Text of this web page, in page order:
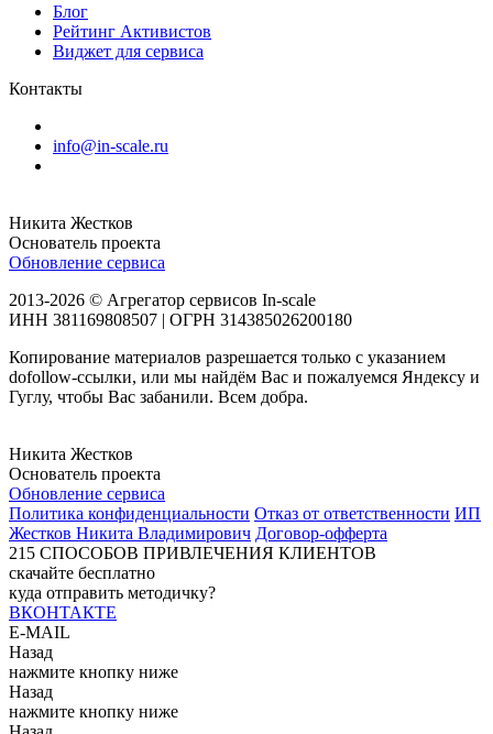
Блог
Рейтинг Активистов
Виджет для сервиса
Контакты
info@in-scale.ru
Никита Жестков
Основатель проекта
Обновление сервиса
2013-2026 © Агрегатор сервисов In-scale
ИНН 381169808507 | ОГРН 314385026200180
Копирование материалов разрешается только с указанием
dofollow-ссылки, или мы найдём Вас и пожалуемся Яндексу и
Гуглу, чтобы Вас забанили. Всем добра.
Никита Жестков
Основатель проекта
Обновление сервиса
Политика конфиденциальности Отказ от ответственности ИП
Жестков Никита Владимирович Договор-офферта
215 СПОСОБОВ ПРИВЛЕЧЕНИЯ КЛИЕНТОВ
скачайте бесплатно
куда отправить методичку?
ВКОНТАКТЕ
E-MAIL
Назад
нажмите кнопку ниже
Назад
нажмите кнопку ниже